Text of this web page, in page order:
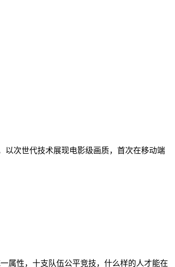
以次世代技术展现电影级画质，首次在移动端
属性，十支队伍公平竞技，什么样的人才能在